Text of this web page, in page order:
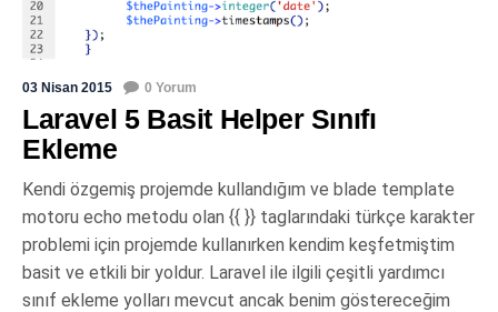
03 Nisan 2015 0 Yorum
Laravel 5 Basit Helper Sınıfı
Ekleme
Kendi özgemiş projemde kullandığım ve blade template
motoru echo metodu olan {{ }} taglarındaki türkçe karakter
problemi için projemde kullanırken kendim keşfetmiştim
basit ve etkili bir yoldur. Laravel ile ilgili çeşitli yardımcı
sınıf ekleme yolları mevcut ancak benim göstereceğim